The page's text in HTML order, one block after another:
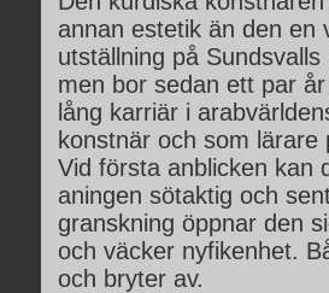
annan estetik än den en
utställning på
men bor sedan ett par
lång karriär i
konstnär och som lärare
Vid första anblicken kan
aningen sötaktig och
granskning öppnar den
och väcker nyfikenhet.
och bryter av.